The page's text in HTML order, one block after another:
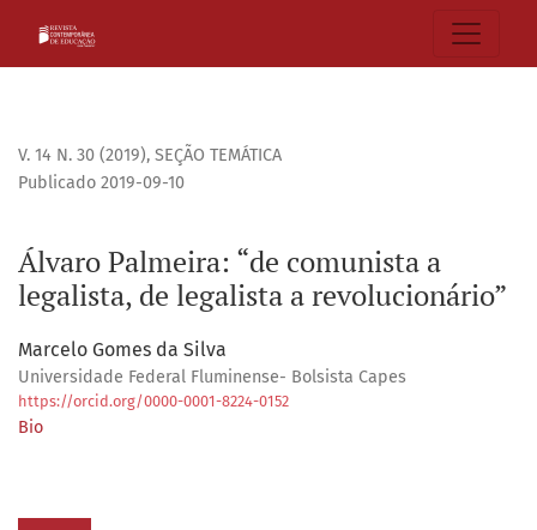
V. 14 N. 30 (2019), SEÇÃO TEMÁTICA
Álvaro Palmeira: “de comunista a
legalista, de legalista a revolucionário”
Publicado 2019-09-10
Marcelo Gomes da Silva
Universidade Federal Fluminense- Bolsista Capes
https://orcid.org/0000-0001-8224-0152
Bio